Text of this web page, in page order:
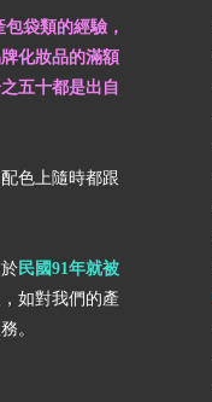
袋類的經驗，
化妝品的滿額
五十都是出自
色上隨時都跟
民國91年就被
如對我們的產
。